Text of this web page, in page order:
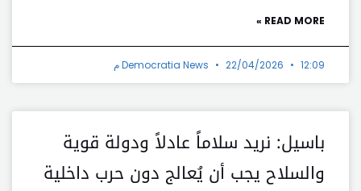
READ MORE »
Democratia News 22/04/2026 12:09 م
باسيل: نريد سلاماً عادلاً ودولة قوية
والسلاح يجب أن يُعالج دون حرب داخلية